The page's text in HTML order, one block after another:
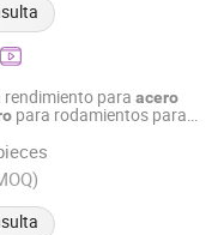
rendimiento para acero
para rodamientos para
Ltd.
2025